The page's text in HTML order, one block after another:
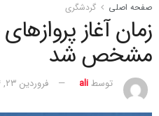
صفحه اصلی گردشگری
مشخص شد
توسطali فروردین ۲۳, ۱۴۰۴